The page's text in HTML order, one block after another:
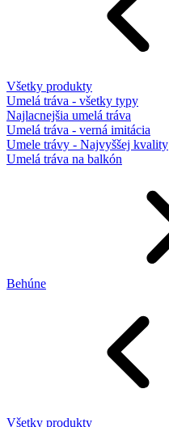
Všetky produkty
Umelá tráva - všetky typy
Najlacnejšia umelá tráva
Umelá tráva - verná imitácia
Umele trávy - Najvyššej kvality
Umelá tráva na balkón
Behúne
Všetky produkty